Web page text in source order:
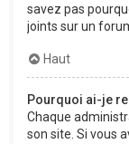
savez pas
joints sur un
Haut
Pourquoi ai-je
Chaque
son site. Si vous